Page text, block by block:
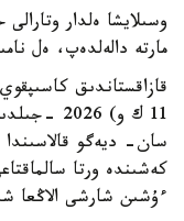
وسىلايشا ەلدار وتارالى
مارتە دالەلدەپ، ەل
سان- ديەگو
ءۇشىن شارشى الاڭعا